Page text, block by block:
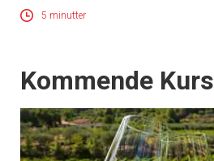
5 minutter
Events
Kommende Kurs